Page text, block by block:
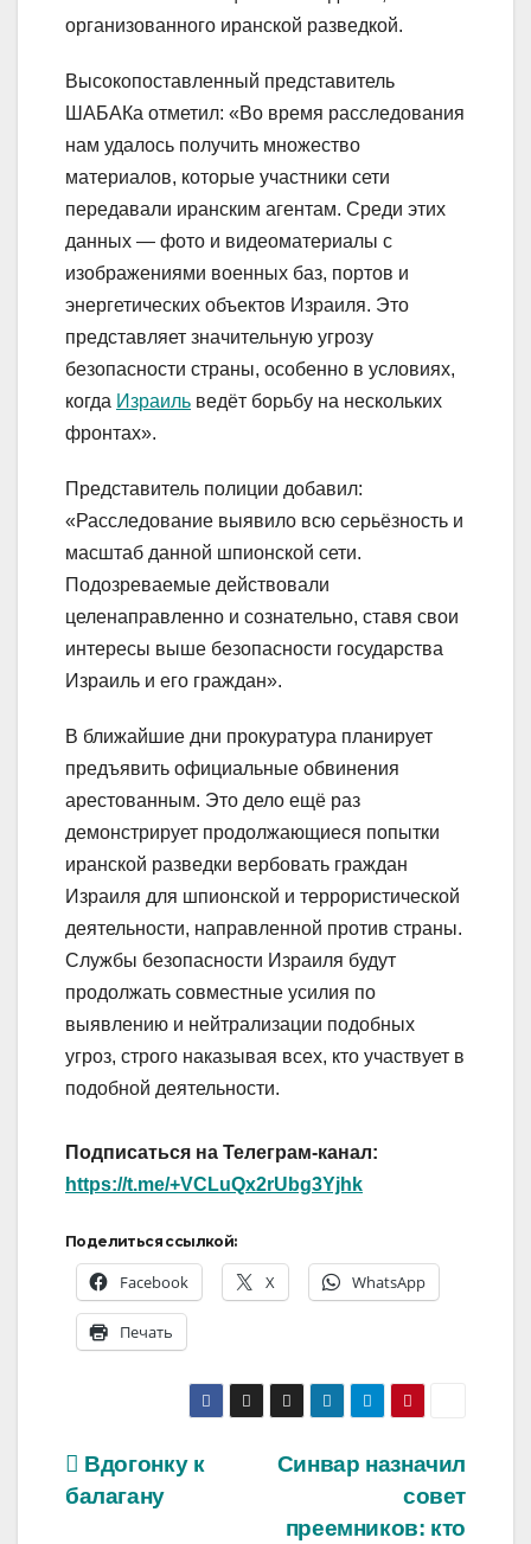
организованного иранской разведкой.
Высокопоставленный представитель
ШАБАКа отметил: «Во время расследования
нам удалось получить множество
материалов, которые участники сети
передавали иранским агентам. Среди этих
данных — фото и видеоматериалы с
изображениями военных баз, портов и
энергетических объектов Израиля. Это
представляет значительную угрозу
безопасности страны, особенно в условиях,
когда Израиль ведёт борьбу на нескольких
фронтах».
Представитель полиции добавил:
«Расследование выявило всю серьёзность и
масштаб данной шпионской сети.
Подозреваемые действовали
целенаправленно и сознательно, ставя свои
интересы выше безопасности государства
Израиль и его граждан».
В ближайшие дни прокуратура планирует
предъявить официальные обвинения
арестованным. Это дело ещё раз
демонстрирует продолжающиеся попытки
иранской разведки вербовать граждан
Израиля для шпионской и террористической
деятельности, направленной против страны.
Службы безопасности Израиля будут
продолжать совместные усилия по
выявлению и нейтрализации подобных
угроз, строго наказывая всех, кто участвует в
подобной деятельности.
Подписаться на Телеграм-канал:
https://t.me/+VCLuQx2rUbg3Yjhk
Поделиться ссылкой:
Facebook X WhatsApp
Печать
Навигация
Синвар назначил
совет
преемников: кто
Вдогонку к
балагану